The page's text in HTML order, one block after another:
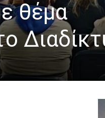
θέμα